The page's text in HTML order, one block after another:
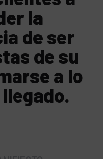
la
de ser
de su
a lo